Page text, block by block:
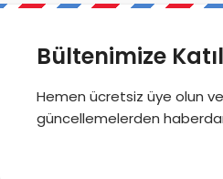
Bültenimize
Hemen ücretsiz üye olun
güncellemelerden